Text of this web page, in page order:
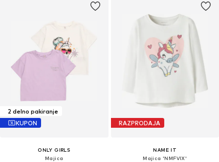
2 delno pakiranje
KUPON
ONLY GIRLS
Majica
RAZPRODAJA
NAME IT
Majica 'NMFVIX'